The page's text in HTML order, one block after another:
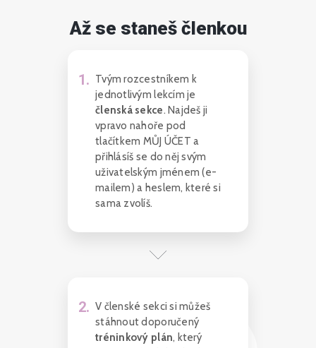
Až se staneš členkou
1. Tvým rozcestníkem k
jednotlivým lekcím je
členská sekce. Najdeš ji
vpravo nahoře pod
tlačítkem MŮJ ÚČET a
přihlásíš se do něj svým
uživatelským jménem (e-
mailem) a heslem, které si
sama zvolíš.
2. V členské sekci si můžeš
stáhnout doporučený
tréninkový plán, který